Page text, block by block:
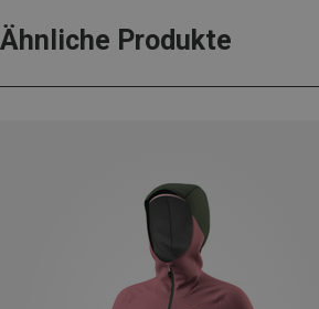
Ähnliche Produkte